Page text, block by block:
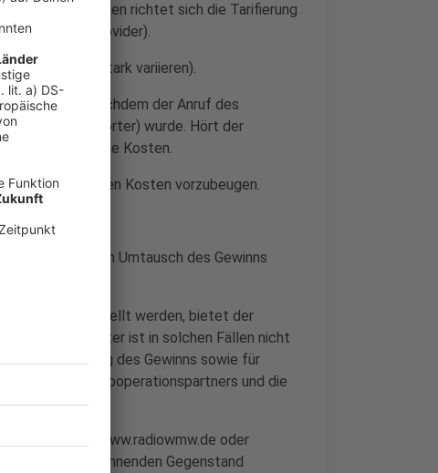
Im Übrigen richtet sich die Tarifierung
(Netz/ Provider).
(mobil kann stark variieren).
zustande, nachdem der Anruf des
Anrufbeantworter) wurde. Hört der
entstehen keine Kosten.
Kosten vorzubeugen.
bzw. ein Umtausch des Gewinns
gestellt werden, bietet der
ist in solchen Fällen nicht
Ausschüttung des Gewinns sowie für
des Kooperationspartners und die
bildlich auf www.radiowmw.de oder
dem zu gewinnenden Gegenstand